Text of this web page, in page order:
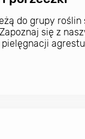
do grupy
się z